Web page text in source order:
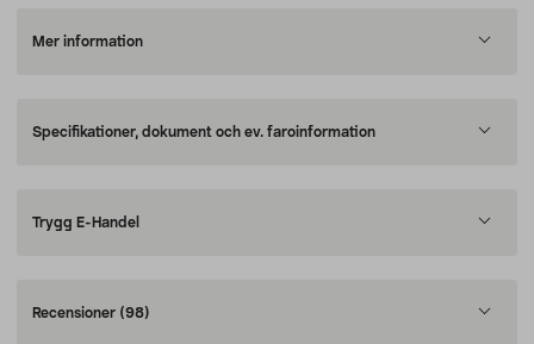
Mer information
Specifikationer, dokument och ev. faroinformation
Trygg E-Handel
Recensioner (98)